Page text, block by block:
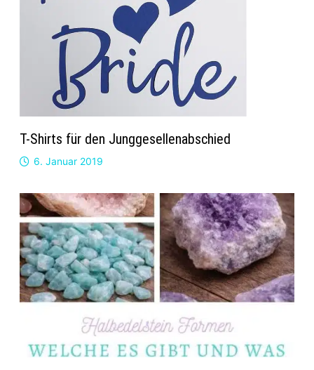
T-Shirts für den Junggesellenabschied
6. Januar 2019